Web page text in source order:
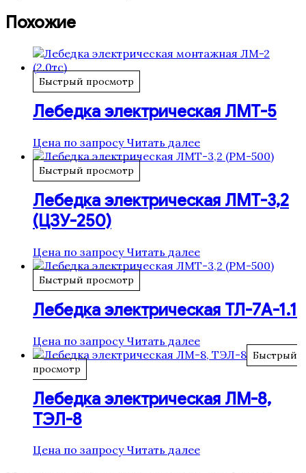
Похожие
Быстрый просмотр
Лебедка электрическая ЛМТ-5
Цена по запросу Читать далее
Быстрый просмотр
Лебедка электрическая ЛМТ-3,2
(ЦЗУ-250)
Цена по запросу Читать далее
Быстрый просмотр
Лебедка электрическая ТЛ-7А-1.1
Цена по запросу Читать далее
Быстрый
просмотр
Лебедка электрическая ЛМ-8,
ТЭЛ-8
Цена по запросу Читать далее